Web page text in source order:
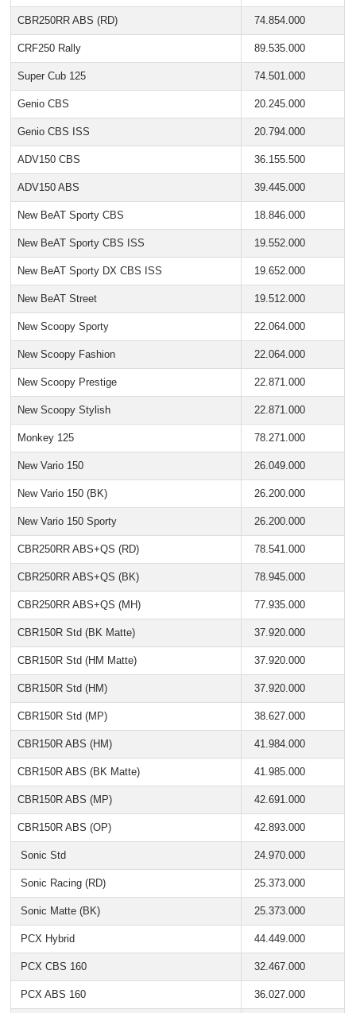
CBR250RR ABS (RD) 74.854.000
CRF250 Rally 89.535.000
Super Cub 125 74.501.000
Genio CBS 20.245.000
Genio CBS ISS 20.794.000
ADV150 CBS 36.155.500
ADV150 ABS 39.445.000
New BeAT Sporty CBS 18.846.000
New BeAT Sporty CBS ISS 19.552.000
New BeAT Sporty DX CBS ISS 19.652.000
New BeAT Street 19.512.000
New Scoopy Sporty 22.064.000
New Scoopy Fashion 22.064.000
New Scoopy Prestige 22.871.000
New Scoopy Stylish 22.871.000
Monkey 125 78.271.000
New Vario 150 26.049.000
New Vario 150 (BK) 26.200.000
New Vario 150 Sporty 26.200.000
CBR250RR ABS+QS (RD) 78.541.000
CBR250RR ABS+QS (BK) 78.945.000
CBR250RR ABS+QS (MH) 77.935.000
CBR150R Std (BK Matte) 37.920.000
CBR150R Std (HM Matte) 37.920.000
CBR150R Std (HM) 37.920.000
CBR150R Std (MP) 38.627.000
CBR150R ABS (HM) 41.984.000
CBR150R ABS (BK Matte) 41.985.000
CBR150R ABS (MP) 42.691.000
CBR150R ABS (OP) 42.893.000
Sonic Std 24.970.000
Sonic Racing (RD) 25.373.000
Sonic Matte (BK) 25.373.000
PCX Hybrid 44.449.000
PCX CBS 160 32.467.000
PCX ABS 160 36.027.000